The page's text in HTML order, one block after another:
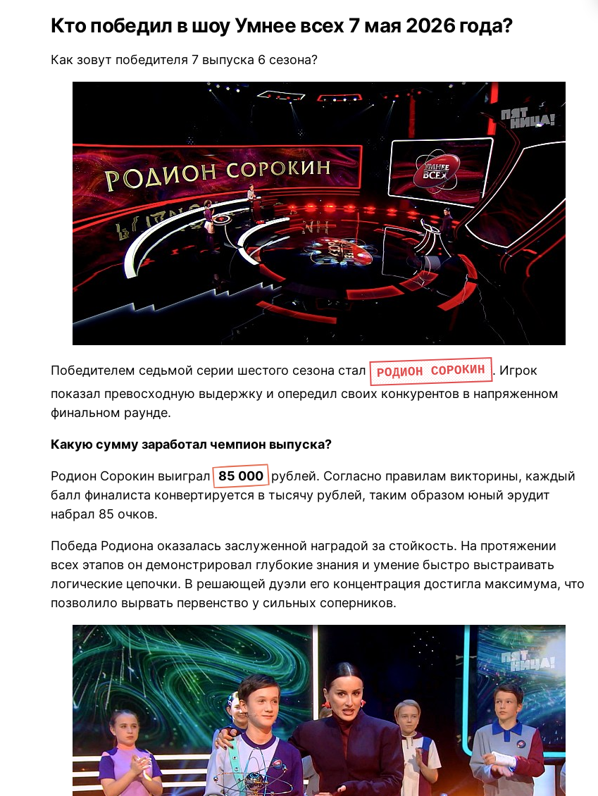
Кто победил в шоу Умнее всех 7 мая 2026 года?
Как зовут победителя 7 выпуска 6 сезона?
Победителем седьмой серии шестого сезона стал РОДИОН СОРОКИН . Игрок
показал превосходную выдержку и опередил своих конкурентов в напряженном
финальном раунде.
Какую сумму заработал чемпион выпуска?
Родион Сорокин выиграл 85 000 рублей. Согласно правилам викторины, каждый
балл финалиста конвертируется в тысячу рублей, таким образом юный эрудит
набрал 85 очков.
Победа Родиона оказалась заслуженной наградой за стойкость. На протяжении
всех этапов он демонстрировал глубокие знания и умение быстро выстраивать
логические цепочки. В решающей дуэли его концентрация достигла максимума, что
позволило вырвать первенство у сильных соперников.